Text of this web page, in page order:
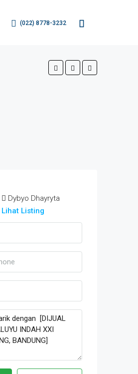
(022) 8778-3232
Dybyo Dhayryta
Lihat Listing